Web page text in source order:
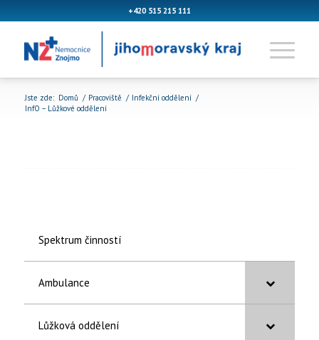
+420 515 215 111
Jste zde: Domů / Pracoviště / Infekční oddělení /
InfO – Lůžkové oddělení
Spektrum činností
Ambulance
Lůžková oddělení